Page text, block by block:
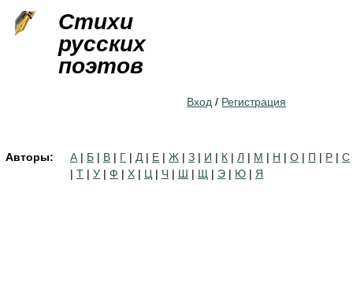
Стихи
русских
поэтов
Вход / Регистрация
Авторы: А | Б | В | Г | Д | Е | Ж | З | И | К | Л | М | Н | О | П | Р | С
| Т | У | Ф | Х | Ц | Ч | Ш | Щ | Э | Ю | Я